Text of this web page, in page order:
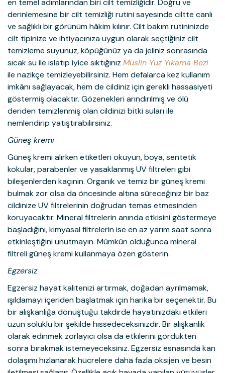
en temel adımlarından biri cilt temizliğidir. Doğru ve
derinlemesine bir cilt temizliği rutini sayesinde ciltte canlı
ve sağlıklı bir görünüm hâkim kılınır. Cilt bakım rutininizde
cilt tipinize ve ihtiyacınıza uygun olarak seçtiğiniz cilt
temizleme suyunuz, köpüğünüz ya da jeliniz sonrasında
sıcak su ile ıslatıp iyice sıktığınız Müslin Yüz Yıkama Bezi
ile nazikçe temizleyebilirsiniz. Hem defalarca kez kullanım
imkânı sağlayacak, hem de cildiniz için gerekli hassasiyeti
göstermiş olacaktır. Gözenekleri arındırılmış ve ölü
deriden temizlenmiş olan cildinizi bitki suları ile
nemlendirip yatıştırabilirsiniz.
Güneş kremi
Güneş kremi alırken etiketleri okuyun, boya, sentetik
kokular, parabenler ve yasaklanmış UV filtreleri gibi
bileşenlerden kaçının. Organik ve temiz bir güneş kremi
bulmak zor olsa da öncesinde altına süreceğiniz bir baz
cildinize UV filtrelerinin doğrudan temas etmesinden
koruyacaktır. Mineral filtrelerin anında etkisini göstermeye
başladığını, kimyasal filtrelerin ise en az yarım saat sonra
etkinleştiğini unutmayın. Mümkün olduğunca mineral
filtreli güneş kremi kullanmaya özen gösterin.
Egzersiz
Egzersiz hayat kalitenizi artırmak, doğadan ayrılmamak,
ışıldamayı içeriden başlatmak için harika bir seçenektir. Bu
bir alışkanlığa dönüştüğü takdirde hayatınızdaki etkileri
uzun soluklu bir şekilde hissedeceksinizdir. Bir alışkanlık
olarak edinmek zorlayıcı olsa da etkilerini gördükten
sonra bırakmak istemeyeceksiniz. Egzersiz esnasında kan
dolaşımı hızlanarak hücrelere daha fazla oksijen ve besin